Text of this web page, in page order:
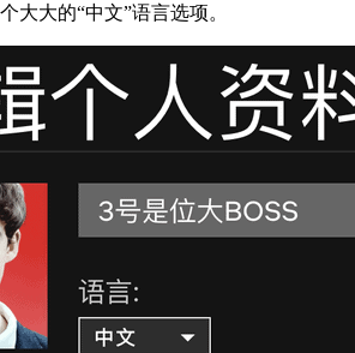
大大的“中文”语言选项。